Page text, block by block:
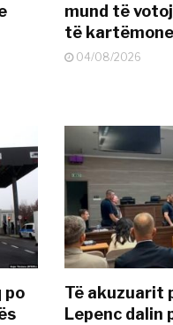
mund të
të
04/08/2026
po
Të akuzuarit
Lepenc dalin